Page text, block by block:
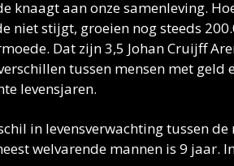
knaagt aan onze samenleving.
niet stijgt, groeien nog steeds
Dat zijn 3,5 Johan Cruijff
tussen mensen met geld
levensjaren.
in levensverwachting tussen
welvarende mannen is 9 jaar.